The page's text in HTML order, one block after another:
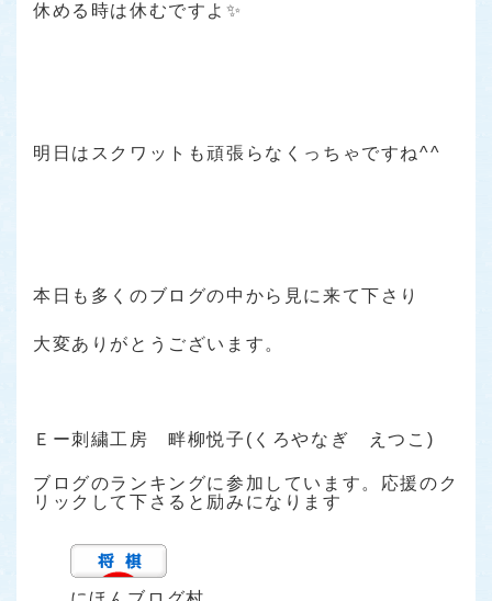
休める時は休むですよ✨
明日はスクワットも頑張らなくっちゃですね^^
本日も多くのブログの中から見に来て下さり
大変ありがとうございます。
Ｅー刺繍工房 畔柳悦子(くろやなぎ えつこ)
ブログのランキングに参加しています。応援のク
リックして下さると励みになります